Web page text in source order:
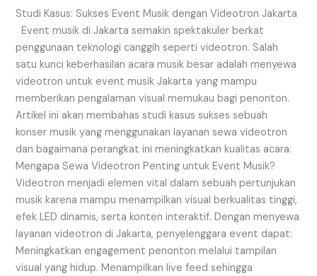
Studi Kasus: Sukses Event Musik dengan Videotron Jakarta
Event musik di Jakarta semakin spektakuler berkat
penggunaan teknologi canggih seperti videotron. Salah
satu kunci keberhasilan acara musik besar adalah menyewa
videotron untuk event musik Jakarta yang mampu
memberikan pengalaman visual memukau bagi penonton.
Artikel ini akan membahas studi kasus sukses sebuah
konser musik yang menggunakan layanan sewa videotron
dan bagaimana perangkat ini meningkatkan kualitas acara.
Mengapa Sewa Videotron Penting untuk Event Musik?
Videotron menjadi elemen vital dalam sebuah pertunjukan
musik karena mampu menampilkan visual berkualitas tinggi,
efek LED dinamis, serta konten interaktif. Dengan menyewa
layanan videotron di Jakarta, penyelenggara event dapat:
Meningkatkan engagement penonton melalui tampilan
visual yang hidup. Menampilkan live feed sehingga
Jakarta